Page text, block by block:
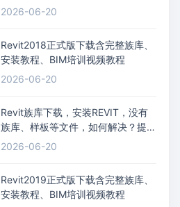
教程、BIM培训视频教程
2026-06-20
Revit2018正式版下载含完整族库、
安装教程、BIM培训视频教程
2026-06-20
Revit族库下载，安装REVIT，没有
族库、样板等文件，如何解决？提供
离线族库样板下载，以Revit2016为
2026-06-20
Revit2019正式版下载含完整族库、
安装教程、BIM培训视频教程